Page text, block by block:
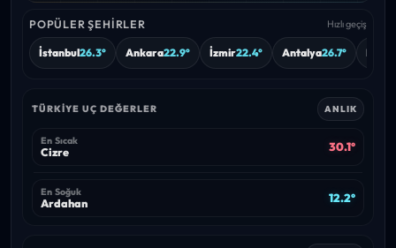
POPÜLER ŞEHIRLER Hızlı geçiş
İstanbul26.3° Ankara22.9° İzmir22.4° Antalya26.7° Bursa
TÜRKIYE UÇ DEĞERLER ANLIK
En Sıcak
Cizre 30.1°
En Soğuk
Ardahan 12.2°